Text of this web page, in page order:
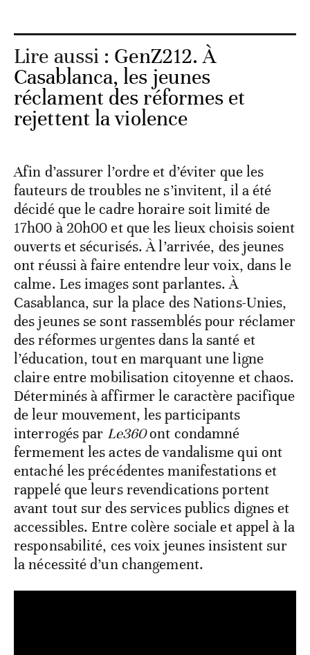
Lire aussi : GenZ212. À
Casablanca, les jeunes
réclament des réformes et
rejettent la violence
Afin d’assurer l’ordre et d’éviter que les
fauteurs de troubles ne s’invitent, il a été
décidé que le cadre horaire soit limité de
17h00 à 20h00 et que les lieux choisis soient
ouverts et sécurisés. À l’arrivée, des jeunes
ont réussi à faire entendre leur voix, dans le
calme. Les images sont parlantes. À
Casablanca, sur la place des Nations-Unies,
des jeunes se sont rassemblés pour réclamer
des réformes urgentes dans la santé et
l’éducation, tout en marquant une ligne
claire entre mobilisation citoyenne et chaos.
Déterminés à affirmer le caractère pacifique
de leur mouvement, les participants
interrogés par Le360ont condamné
fermement les actes de vandalisme qui ont
entaché les précédentes manifestations et
rappelé que leurs revendications portent
avant tout sur des services publics dignes et
accessibles. Entre colère sociale et appel à la
responsabilité, ces voix jeunes insistent sur
la nécessité d’un changement.